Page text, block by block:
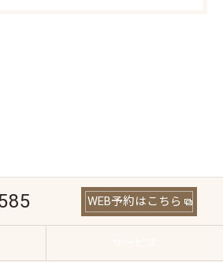
WEB予約はこちら